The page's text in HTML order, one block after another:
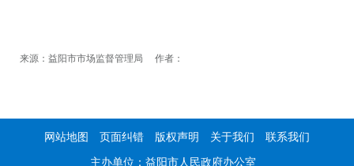
来源：益阳市市场监督管理局 作者：
网站地图 页面纠错 版权声明 关于我们 联系我们
主办单位：益阳市人民政府办公室